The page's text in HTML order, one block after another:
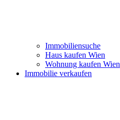
Immobiliensuche
Haus kaufen Wien
Wohnung kaufen Wien
Immobilie verkaufen